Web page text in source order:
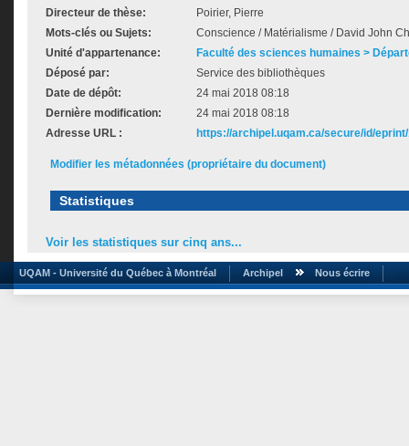
Directeur de thèse:
Poirier, Pierre
Mots-clés ou Sujets:
Conscience / Matérialisme / David John
Unité d'appartenance:
Faculté des sciences humaines >
Déposé par:
Service des bibliothèques
Date de dépôt:
24 mai 2018 08:18
Dernière modification:
24 mai 2018 08:18
Adresse URL :
https://archipel.uqam.ca/secure/id/
Modifier les métadonnées (propriétaire du document)
Statistiques
Voir les statistiques sur cinq ans...
UQAM - Université du Québec à Montréal Archipel Nous écrire